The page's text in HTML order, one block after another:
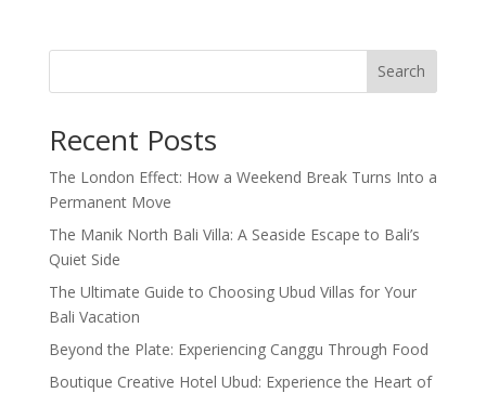
Search
Recent Posts
The London Effect: How a Weekend Break Turns Into a
Permanent Move
The Manik North Bali Villa: A Seaside Escape to Bali’s
Quiet Side
The Ultimate Guide to Choosing Ubud Villas for Your
Bali Vacation
Beyond the Plate: Experiencing Canggu Through Food
Boutique Creative Hotel Ubud: Experience the Heart of